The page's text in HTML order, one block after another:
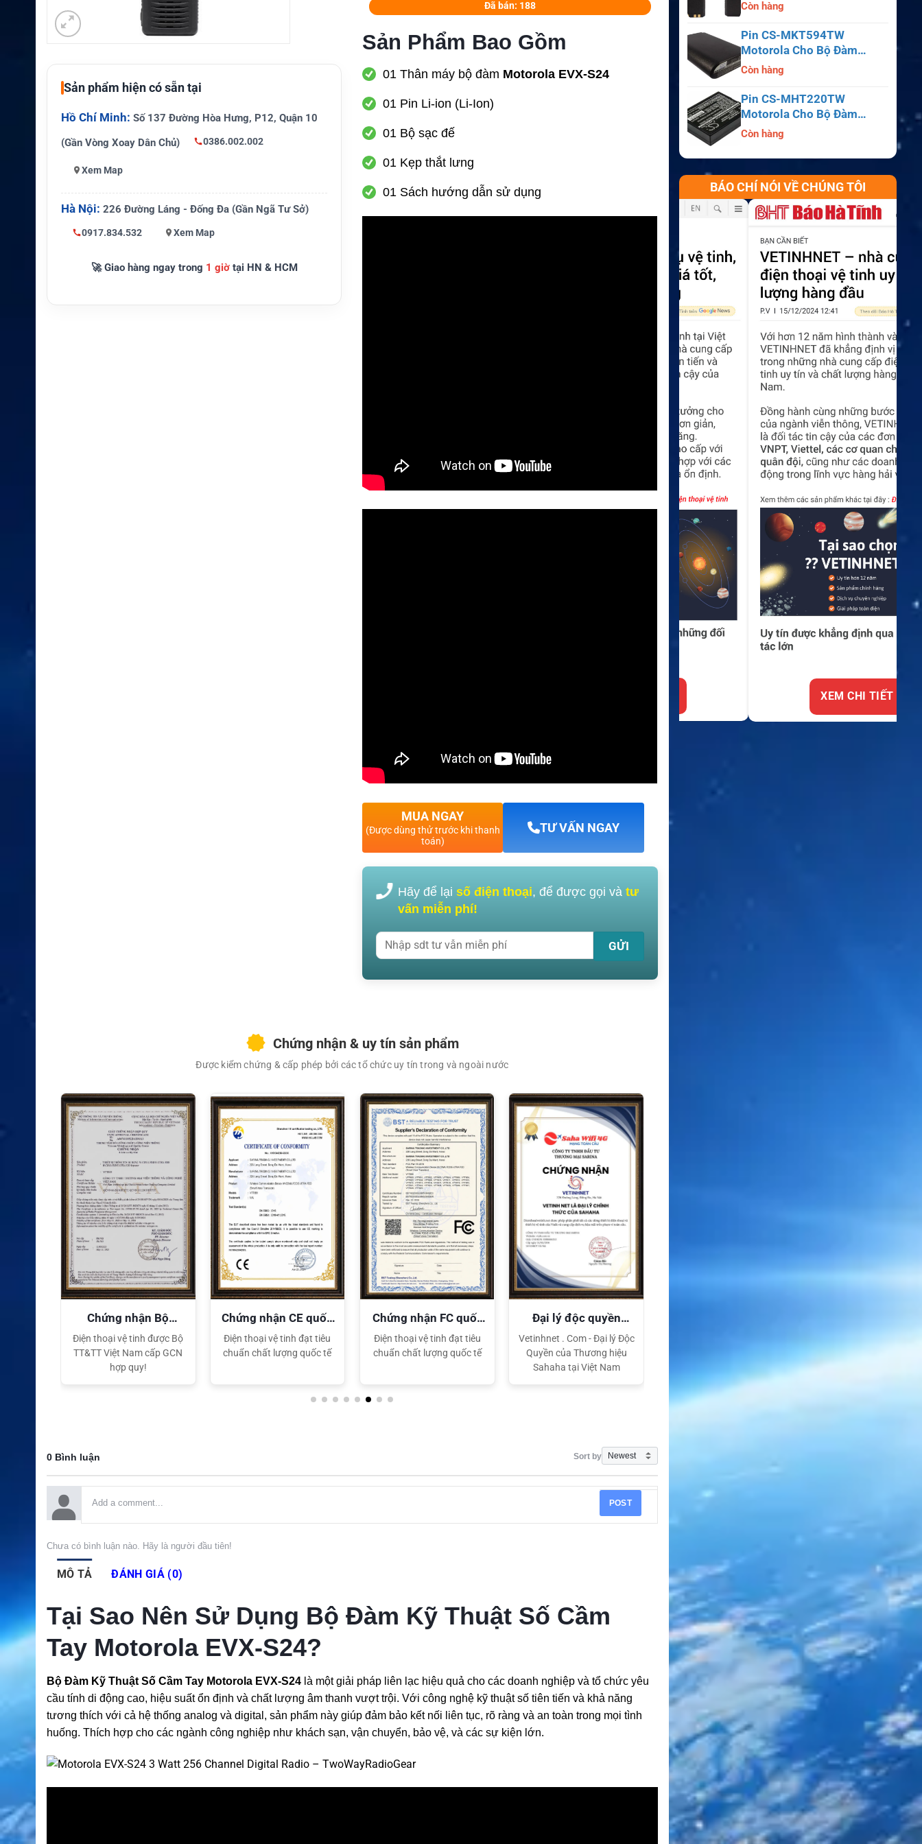
Sản phẩm hiện có sẵn tại
Hồ Chí Minh: Số 137 Đường Hòa Hưng, P12, Quận 10
(Gần Vòng Xoay Dân Chủ)
0386.002.002
Xem Map
Hà Nội: 226 Đường Láng - Đống Đa (Gần Ngã Tư Sở)
0917.834.532 Xem Map
🚀 Giao hàng ngay trong 1 giờtại HN & HCM
Đã bán: 188
Sản Phẩm Bao Gồm
01 Thân máy bộ đàm Motorola EVX-S24
01 Pin Li-ion (Li-Ion)
01 Bộ sạc đế
01 Kẹp thắt lưng
01 Sách hướng dẫn sử dụng
MUA NGAY
(Được dùng thử trước khi thanh
toán)
TƯ VẤN NGAY
Hãy để lạisố điện thoại, để được gọi vàtư
vấn miễn phí!
Chứng nhận & uy tín sản phẩm
Được kiểm chứng & cấp phép bởi các tổ chức uy tín trong và ngoài nước
Chứng nhận Bộ
TT&TT
Điện thoại vệ tinh được Bộ
TT&TT Việt Nam cấp GCN
hợp quy!
Chứng nhận CE quốc
tế
Điện thoại vệ tinh đạt tiêu
chuẩn chất lượng quốc tế
Chứng nhận FC quốc
tế
Điện thoại vệ tinh đạt tiêu
chuẩn chất lượng quốc tế
Đại lý độc quyền
Sahaha
Vetinhnet . Com - Đại lý Độc
Quyền của Thương hiệu
Sahaha tại Việt Nam
0 Bình luận Sort by
POST
Chưa có bình luận nào. Hãy là người đầu tiên!
MÔ TẢ ĐÁNH GIÁ (0)
Tại Sao Nên Sử Dụng Bộ Đàm Kỹ Thuật Số Cầm
Tay Motorola EVX-S24?
Bộ Đàm Kỹ Thuật Số Cầm Tay Motorola EVX-S24 là một giải pháp liên lạc hiệu quả cho các doanh nghiệp và tổ chức yêu
cầu tính di động cao, hiệu suất ổn định và chất lượng âm thanh vượt trội. Với công nghệ kỹ thuật số tiên tiến và khả năng
tương thích với cả hệ thống analog và digital, sản phẩm này giúp đảm bảo kết nối liên tục, rõ ràng và an toàn trong mọi tình
huống. Thích hợp cho các ngành công nghiệp như khách sạn, vận chuyển, bảo vệ, và các sự kiện lớn.
APX8000, SRX2200
Còn hàng
Pin CS-MKT594TW
Motorola Cho Bộ Đàm
Astro Saber, MX1000,
Còn hàng
Pin CS-MHT220TW
Motorola Cho Bộ Đàm
MT700, HT210, HT220,
Còn hàng
BÁO CHÍ NÓI VỀ CHÚNG TÔI
XEM CHI TIẾT